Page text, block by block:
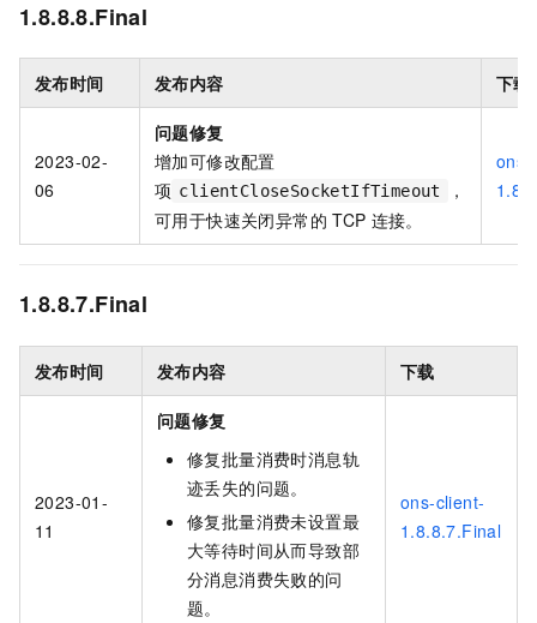
1.8.8.8.Final
发布时间 发布内容 下载
2023-02-
06
问题修复
增加可修改配置
项 clientCloseSocketIfTimeout
，
可用于快速关闭异常的 TCP 连接。
ons-
1.8.8.7.Final
发布时间 发布内容 下载
2023-01-
11
问题修复
修复批量消费时消息轨
迹丢失的问题。
修复批量消费未设置最
大等待时间从而导致部
分消息消费失败的问
题。
ons-client-
1.8.8.7.Final